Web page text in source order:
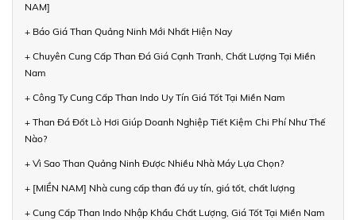
NAM]
+ Báo Giá Than Quảng Ninh Mới Nhất Hiện Nay
+ Chuyên Cung Cấp Than Đá Giá Cạnh Tranh, Chất Lượng Tại Miền
Nam
+ Công Ty Cung Cấp Than Indo Uy Tín Giá Tốt Tại Miền Nam
+ Than Đá Đốt Lò Hơi Giúp Doanh Nghiệp Tiết Kiệm Chi Phí Như Thế
Nào?
+ Vì Sao Than Quảng Ninh Được Nhiều Nhà Máy Lựa Chọn?
+ [MIỀN NAM] Nhà cung cấp than đá uy tín, giá tốt, chất lượng
+ Cung Cấp Than Indo Nhập Khẩu Chất Lượng, Giá Tốt Tại Miền Nam